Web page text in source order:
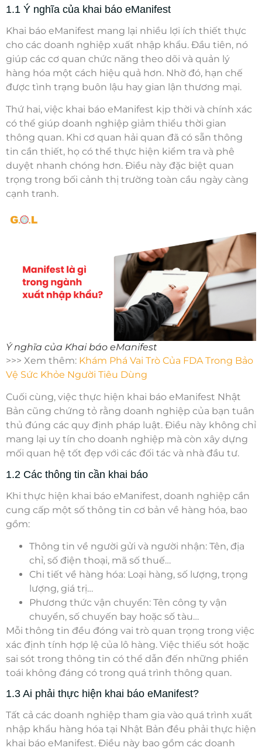
1.1 Ý nghĩa của khai báo eManifest
Khai báo eManifest mang lại nhiều lợi ích thiết thực
cho các doanh nghiệp xuất nhập khẩu. Đầu tiên, nó
giúp các cơ quan chức năng theo dõi và quản lý
hàng hóa một cách hiệu quả hơn. Nhờ đó, hạn chế
được tình trạng buôn lậu hay gian lận thương mại.
Thứ hai, việc khai báo eManifest kịp thời và chính xác
có thể giúp doanh nghiệp giảm thiểu thời gian
thông quan. Khi cơ quan hải quan đã có sẵn thông
tin cần thiết, họ có thể thực hiện kiểm tra và phê
duyệt nhanh chóng hơn. Điều này đặc biệt quan
trọng trong bối cảnh thị trường toàn cầu ngày càng
cạnh tranh.
Ý nghĩa của Khai báo eManifest
>>> Xem thêm: Khám Phá Vai Trò Của FDA Trong Bảo
Vệ Sức Khỏe Người Tiêu Dùng
Cuối cùng, việc thực hiện khai báo eManifest Nhật
Bản cũng chứng tỏ rằng doanh nghiệp của bạn tuân
thủ đúng các quy định pháp luật. Điều này không chỉ
mang lại uy tín cho doanh nghiệp mà còn xây dựng
mối quan hệ tốt đẹp với các đối tác và nhà đầu tư.
1.2 Các thông tin cần khai báo
Khi thực hiện khai báo eManifest, doanh nghiệp cần
cung cấp một số thông tin cơ bản về hàng hóa, bao
gồm:
Thông tin về người gửi và người nhận: Tên, địa
chỉ, số điện thoại, mã số thuế…
Chi tiết về hàng hóa: Loại hàng, số lượng, trọng
lượng, giá trị…
Phương thức vận chuyển: Tên công ty vận
chuyển, số chuyến bay hoặc số tàu…
Mỗi thông tin đều đóng vai trò quan trọng trong việc
xác định tính hợp lệ của lô hàng. Việc thiếu sót hoặc
sai sót trong thông tin có thể dẫn đến những phiền
toái không đáng có trong quá trình thông quan.
1.3 Ai phải thực hiện khai báo eManifest?
Tất cả các doanh nghiệp tham gia vào quá trình xuất
nhập khẩu hàng hóa tại Nhật Bản đều phải thực hiện
khai báo eManifest. Điều này bao gồm các doanh